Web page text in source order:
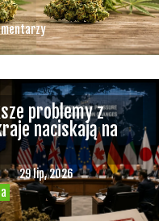
29 lip, 2026
problemy z
naciskają na